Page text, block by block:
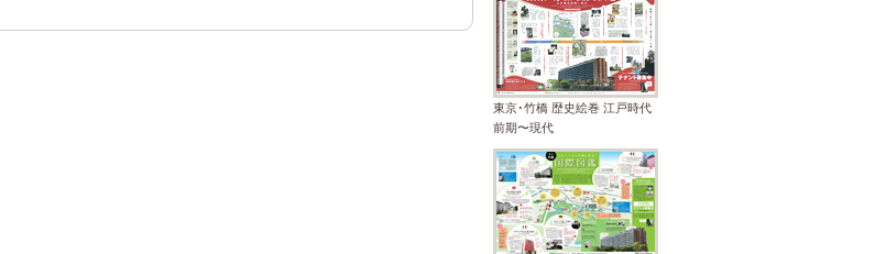
東京･竹橋 歴史絵巻 江戸時代
前期〜現代